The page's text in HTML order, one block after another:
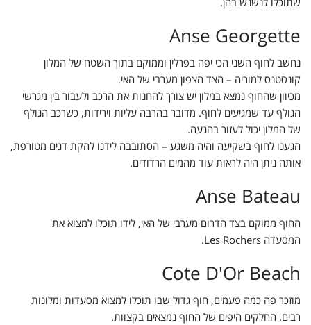
Anse Georgette
נחשב לחוף השני הכי יפה בפרלין וממוקם בתוך השטח של המלון
קונסטנס למוריה – הצד הצפון מערבי של האי.
מכיוון שהחוף נמצא במלון יש צורך להחנות את הרכב ולעבור בין מגרשי
הגולף עד שמגיעים לחוף. מדובר בהרבה עליות וירידות, כשרכב הגולף
של המלון יכול לעזור בהגעה.
הגענו לחוף בשקיעה והיה משגע – הסתובבה לידנו להקת דגים מטורפת,
אותה ניתן היה לראות עוד מהמים הרדודים.
Anse Bateau
החוף ממוקם בצד הדרום מערבי של האי, לידו תוכלו למצוא את
המסעדה Les Rochers.
Cote D'Or Beach
מוזכר פה כמה פעמים, חוף גדול שבו תוכלו למצוא מסעדות ומלונות
רבים. החלקים היפים של החוף נמצאים בקצוות.